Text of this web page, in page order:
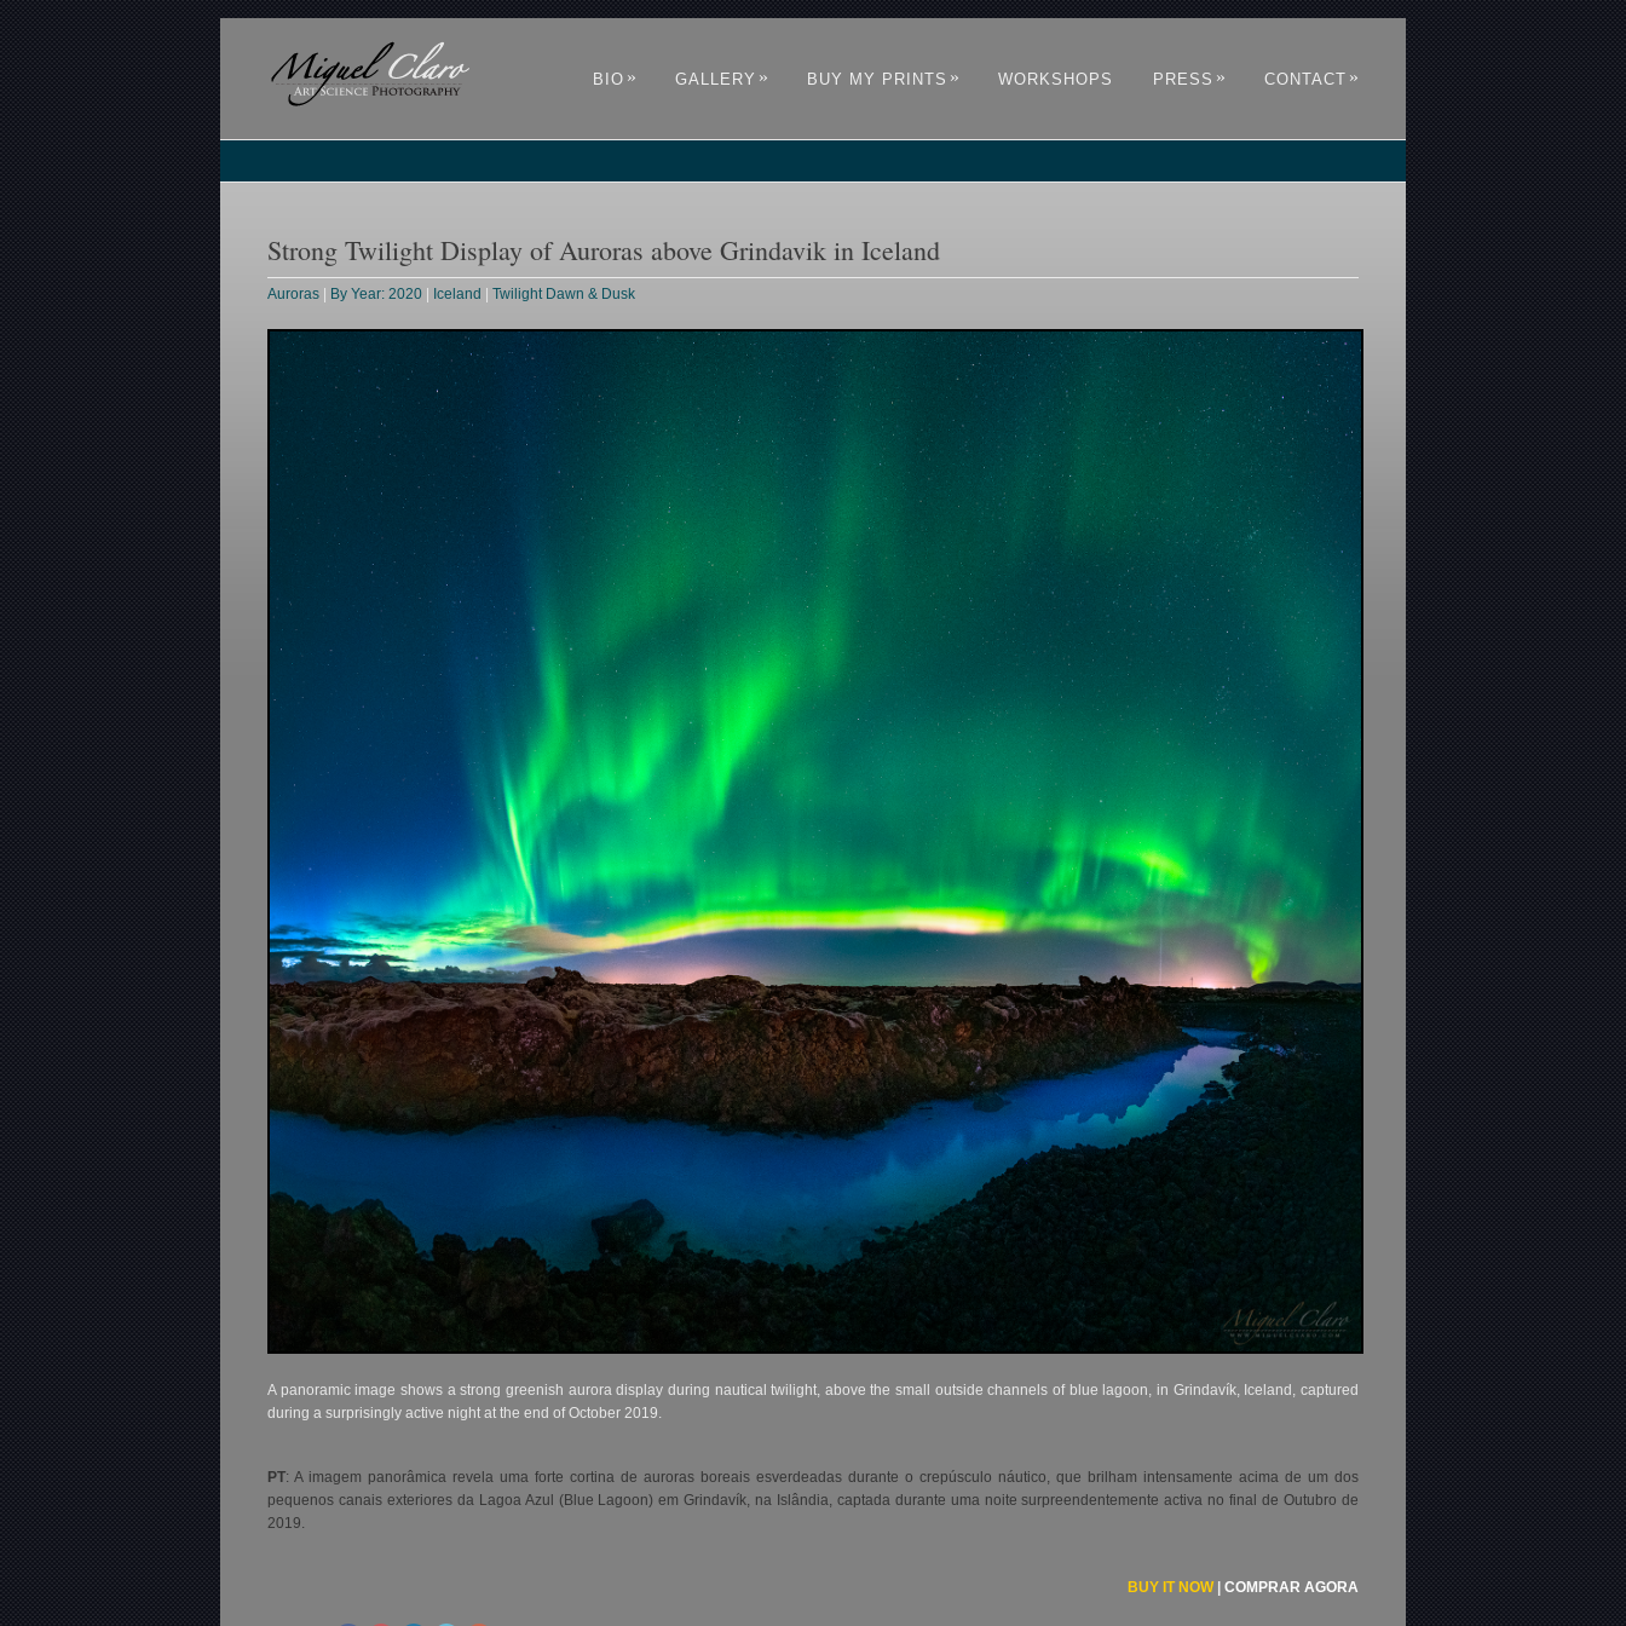
BIO » GALLERY » BUY MY PRINTS » WORKSHOPS PRESS » CONTACT »
Strong Twilight Display of Auroras above Grindavik in Iceland
Auroras By Year: 2020 Iceland |Twilight Dawn & Dusk
A panoramic image shows a strong greenish aurora display during nautical twilight, above the small outside channels of blue lagoon, in Grindavík, Iceland, captured
during a surprisingly active night at the end of October 2019.
PT: A imagem panorâmica revela uma forte cortina de auroras boreais esverdeadas durante o crepúsculo náutico, que brilham intensamente acima de um dos
pequenos canais exteriores da Lagoa Azul (Blue Lagoon) emGrindavík, na Islândia, captada durante uma noite surpreendentemente activa no final de Outubro de
2019.
BUY IT NOW| COMPRAR AGORA